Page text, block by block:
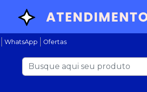
WhatsApp Ofertas